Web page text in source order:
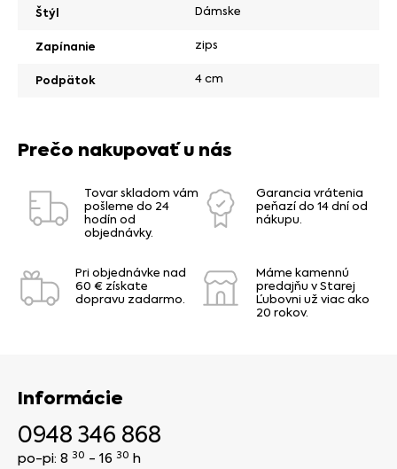
Štýl Dámske
Zapínanie zips
Podpätok 4 cm
Prečo nakupovať u nás
Tovar skladom vám
pošleme do 24
hodín od
objednávky.
Garancia vrátenia
peňazí do 14 dní od
nákupu.
Pri objednávke nad
60 € získate
dopravu zadarmo.
Máme kamennú
predajňu v Starej
Ľubovni už viac ako
20 rokov.
Informácie
0948 346 868
po-pi: 8 30 - 16 30 h